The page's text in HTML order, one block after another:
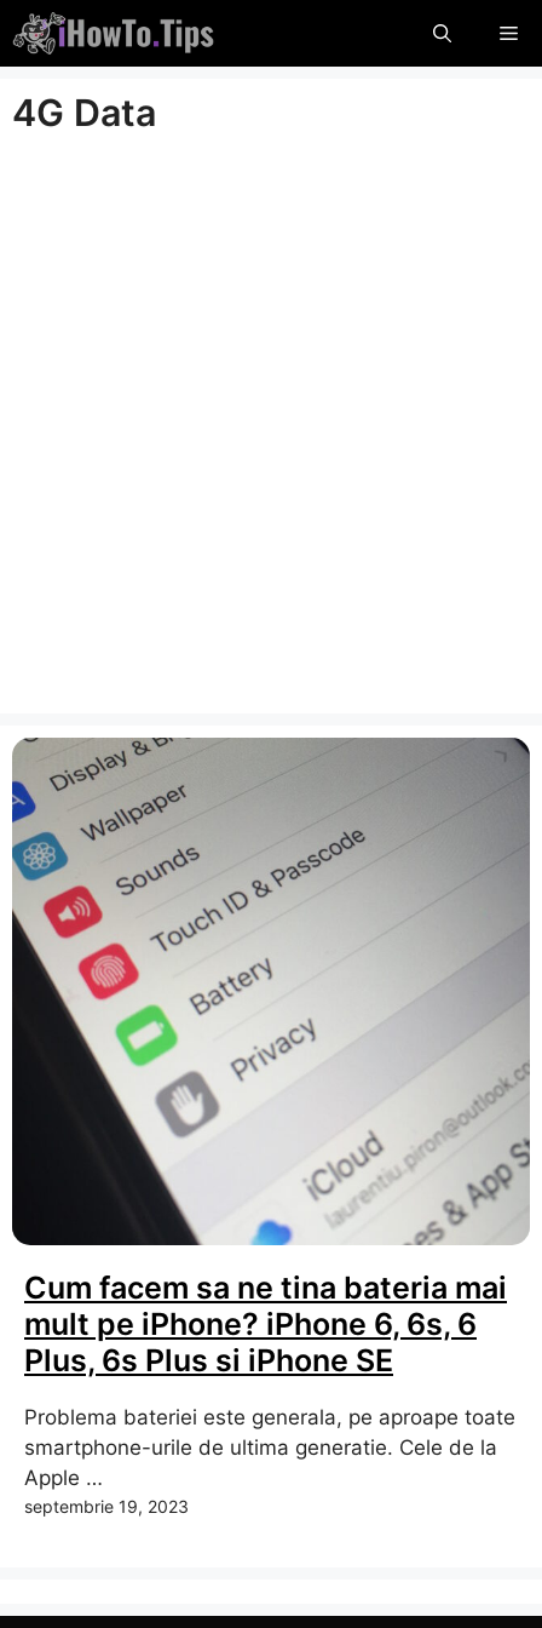
Sari
la
conținut
4G Data
Cum facem sa ne tina bateria mai
mult pe iPhone? iPhone 6, 6s, 6
Plus, 6s Plus si iPhone SE
Problema bateriei este generala, pe aproape toate
smartphone-urile de ultima generatie. Cele de la
Apple …
septembrie 19, 2023